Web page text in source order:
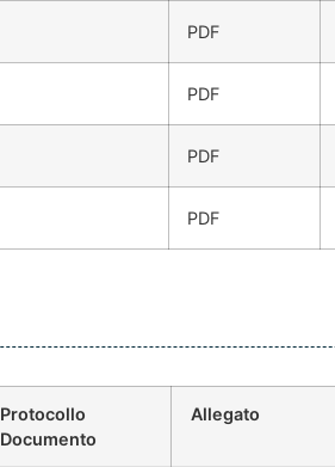
PDF
PDF
PDF
PDF
Protocollo
Documento
Allegato